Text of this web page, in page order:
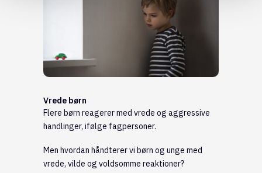
Vrede børn
Flere børn reagerer med vrede og aggressive
handlinger, ifølge fagpersoner.
Men hvordan håndterer vi børn og unge med
vrede, vilde og voldsomme reaktioner?